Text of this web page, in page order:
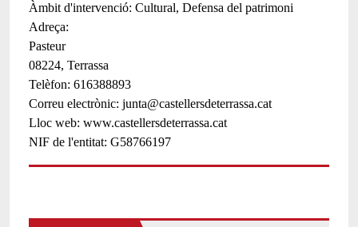
Àmbit d'intervenció Cultural Defensa del patrimoni
Adreça:
Pasteur
08224, Terrassa
Telèfon 616388893
Correu electrònic junta@castellersdeterrassa.cat
Lloc web www.castellersdeterrassa.cat
NIF de l'entitat G58766197